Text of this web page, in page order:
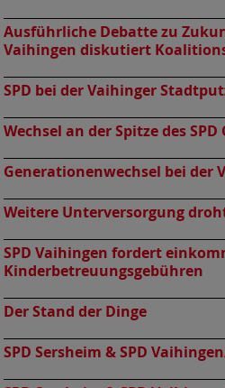
Ausführliche Debatte zu
Vaihingen diskutiert
SPD bei der Vaihinger
Wechsel an der Spitze des
Generationenwechsel bei der
Weitere Unterversorgung
SPD Vaihingen fordert
Kinderbetreuungsgebühren
Der Stand der Dinge
SPD Sersheim & SPD